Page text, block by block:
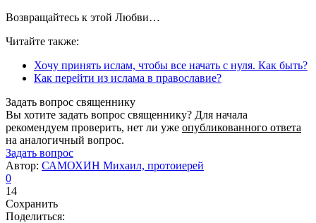
Возвращайтесь к этой Любви…
Читайте также:
Хочу принять ислам, чтобы все начать с нуля. Как быть?
Как перейти из ислама в православие?
Задать вопрос священнику
Вы хотите задать вопрос священнику? Для начала
рекомендуем проверить, нет ли уже опубликованного ответа
на аналогичный вопрос.
Задать вопрос
Автор: САМОХИН Михаил, протоиерей
0
14
Сохранить
Поделиться: